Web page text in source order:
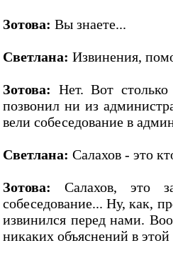
Зотова: Вы знаете...
Светлана: Извинения,
Зотова: Нет. Вот
позвонил ни из
вели собеседование в
Светлана: Салахов - это
Зотова: Салахов, это
собеседование... Ну, как,
извинился перед нами.
никаких объяснений в